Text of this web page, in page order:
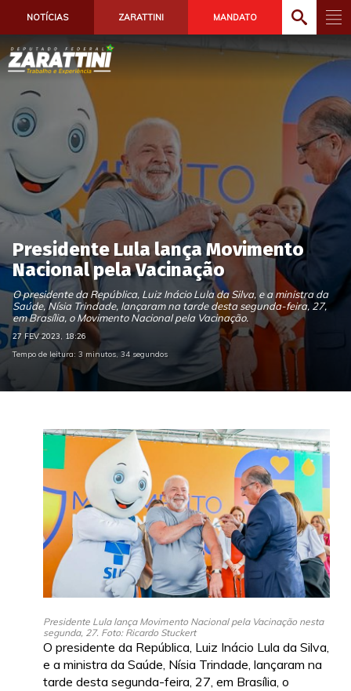
NOTÍCIAS ZARATTINI MANDATO
Presidente Lula lança Movimento
Nacional pela Vacinação
O presidente da República, Luiz Inácio Lula da Silva, e a ministra da
Saúde, Nísia Trindade, lançaram na tarde desta segunda-feira, 27,
em Brasília, o Movimento Nacional pela Vacinação.
27 FEV 2023, 18:26
Tempo de leitura: 3 minutos, 34 segundos
Presidente Lula lança Movimento Nacional pela Vacinação nesta
segunda, 27. Foto: Ricardo Stuckert
O presidente da República, Luiz Inácio Lula da Silva,
e a ministra da Saúde, Nísia Trindade, lançaram na
tarde desta segunda-feira, 27, em Brasília, o